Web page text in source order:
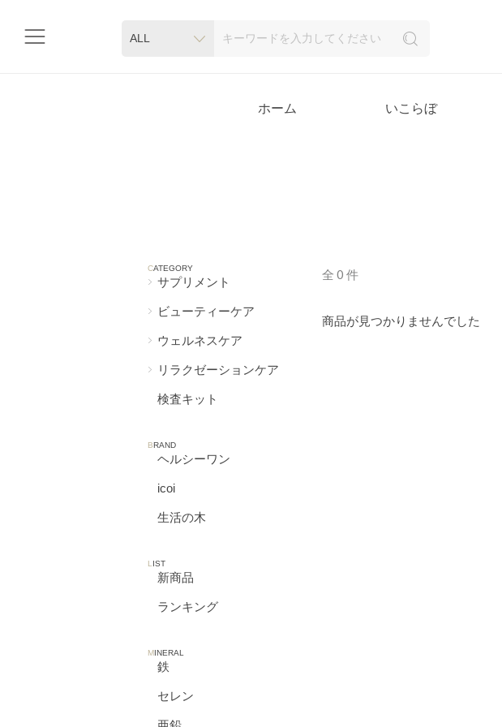
ホーム いこらぼ
ALL
全 0 件
商品が見つかりませんでした
CATEGORY
サプリメント
ビューティーケア
ウェルネスケア
リラクゼーションケア
検査キット
BRAND
ヘルシーワン
icoi
生活の木
L IST
新商品
ランキング
MINERAL
鉄
セレン